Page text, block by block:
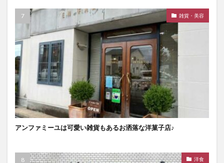
雑貨・美容
アンファミーユは可愛い雑貨もあるお洒落な洋菓子店♪
洋食